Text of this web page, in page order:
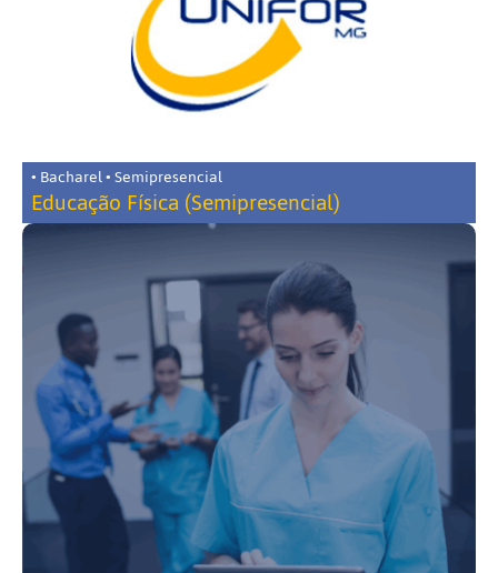
• Bacharel • Semipresencial
Educação Física (Semipresencial)